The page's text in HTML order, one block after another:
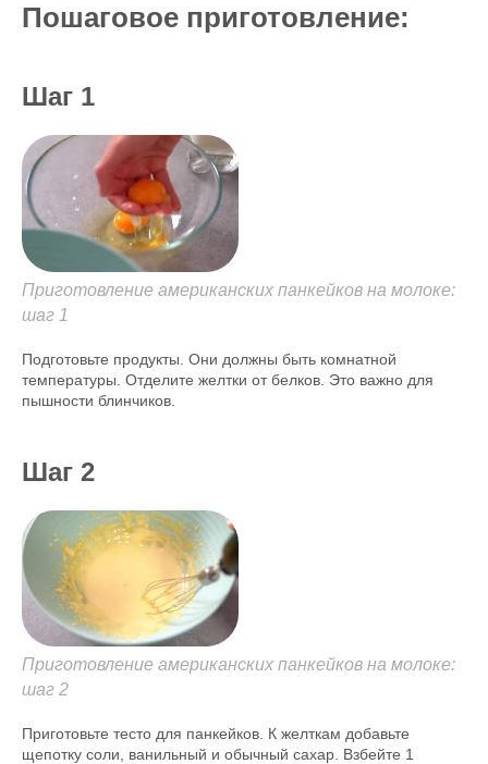
Пошаговое приготовление:
Шаг 1
Приготовление американских панкейков на молоке:
шаг 1
Подготовьте продукты. Они должны быть комнатной
температуры. Отделите желтки от белков. Это важно для
пышности блинчиков.
Шаг 2
Приготовление американских панкейков на молоке:
шаг 2
Приготовьте тесто для панкейков. К желткам добавьте
щепотку соли, ванильный и обычный сахар. Взбейте 1